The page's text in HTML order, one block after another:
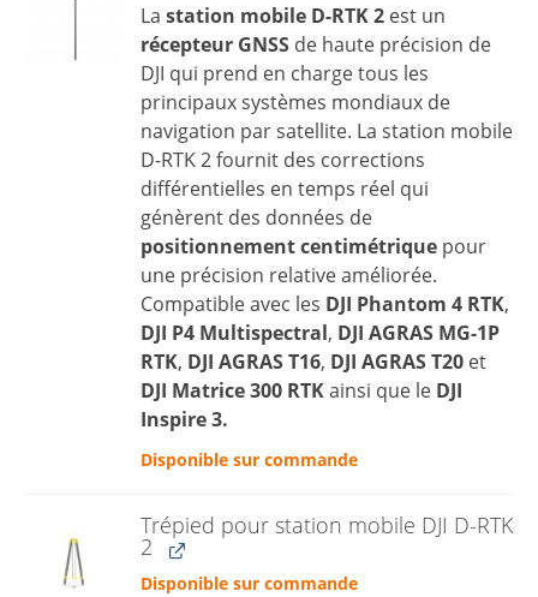
La station mobile D-RTK 2est un
récepteur GNSSde haute précision de
DJI qui prend en charge tous les
principaux systèmes mondiaux de
navigation par satellite. La station mobile
D-RTK 2 fournit des corrections
différentielles en temps réel qui
génèrent des données de
positionnement centimétriquepour
une précision relative améliorée.
Compatible avec les DJI Phantom 4 RTK,
DJI P4 Multispectral, DJI AGRAS MG-1P
RTK, DJI AGRAS T16, DJI AGRAS T20et
DJI Matrice 300 RTKainsi que le DJI
Inspire 3.
Disponible sur commande
Trépied pour station mobile DJI D-RTK
2
Disponible sur commande